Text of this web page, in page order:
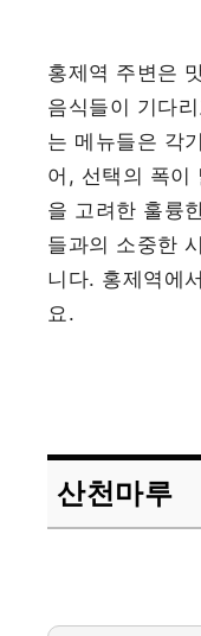
홍제역 주변은
음식들이 기다
는 메뉴들은 각
어, 선택의 폭이
을 고려한 훌륭
들과의 소중한
니다. 홍제역에
요.
산천마루